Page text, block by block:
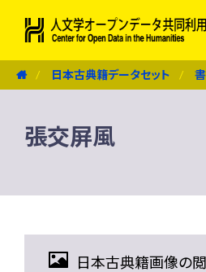
日本古典籍データセット
張交屏風
日本古典籍画像の